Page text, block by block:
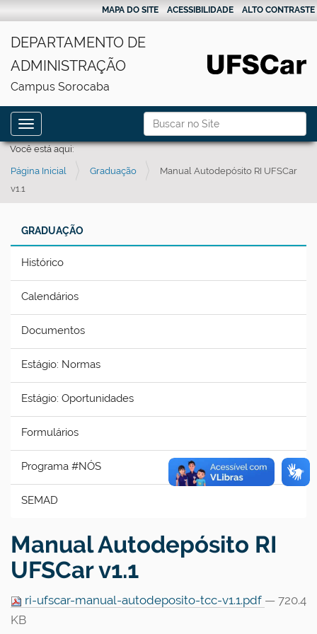
DEPARTAMENTO DE
ADMINISTRAÇÃO
Campus Sorocaba
Busca
Busca Avançada…
MAPA DO SITE ACESSIBILIDADE ALTO CONTRASTE
Toggle navigation
Você está aqui:
Página Inicial Graduação
Manual Autodepósito RI UFSCar
v1.1
GRADUAÇÃO
Histórico
Calendários
Documentos
Estágio: Normas
Estágio: Oportunidades
Formulários
Programa #NÓS
SEMAD
Manual Autodepósito RI
UFSCar v1.1
ri-ufscar-manual-autodeposito-tcc-v1.1.pdf — 720.4
KB